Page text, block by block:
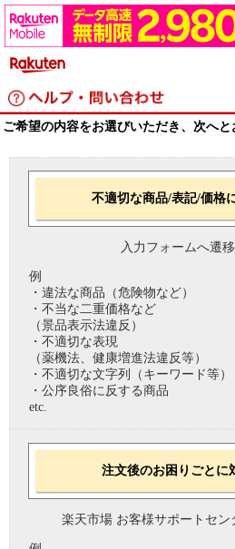
ご希望の内容をお選びいただき、次へと
不適切な商品/表記/価格
入力フォームへ遷移
例
・違法な商品（危険物など）
・不当な二重価格など
（景品表示法違反）
・不適切な表現
（薬機法、健康増進法違反等）
・不適切な文字列（キーワード等）
・公序良俗に反する商品
etc.
注文後のお困りごとに
楽天市場 お客様サポートセン